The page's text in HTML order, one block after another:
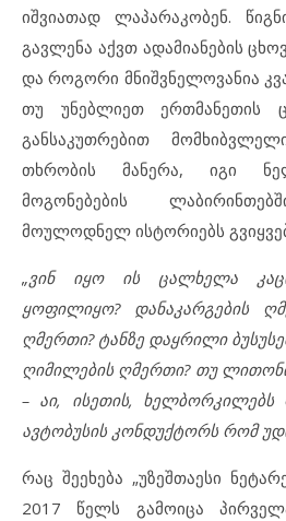
იშვიათად ლაპარაკობენ.
გავლენა აქვთ ადამიანების
და როგორი მნიშვნელოვანია
თუ უნებლიეთ ერთმანეთის
განსაკუთრებით
თხრობის მანერა, იგი
მოგონებების
მოულოდნელ ისტორიებს
„ვინ იყო ის ცალხელა
ყოფილიყო? დანაკარგების
ღმერთი? ტანზე დაყრილი
ღიმილების ღმერთი? თუ
– აი, ისეთის,
ავტობუსის კონდუქტორს რომ
რაც შეეხება „უზეშთაესი
2017 წელს გამოიცა